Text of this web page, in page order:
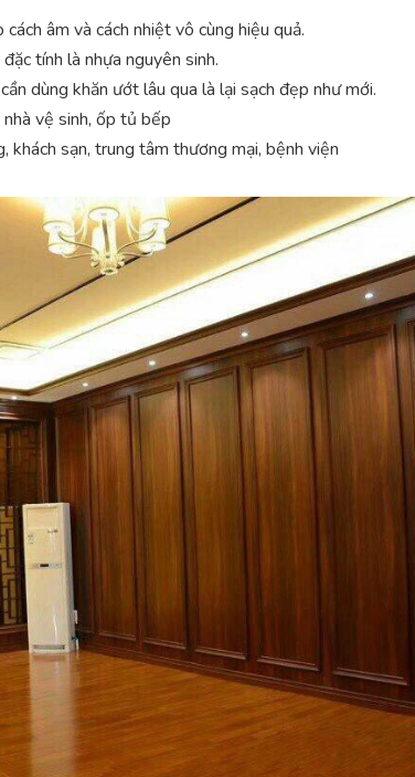
âm và cách nhiệt vô cùng hiệu quả.
tính là nhựa nguyên sinh.
dùng khăn ướt lâu qua là lại sạch đẹp như mới.
vệ sinh, ốp tủ bếp
khách sạn, trung tâm thương mại, bệnh viện